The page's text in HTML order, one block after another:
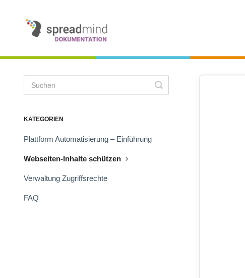
Toggle
Search
KATEGORIEN
Plattform Automatisierung – Einführung
Webseiten-Inhalte schützen
Verwaltung Zugriffsrechte
FAQ